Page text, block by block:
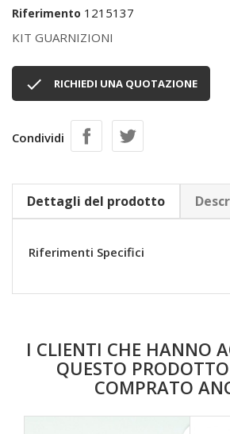
Riferimento 1215137
KIT GUARNIZIONI
 RICHIEDI UNA QUOTAZIONE
Condividi
Dettagli del prodotto
Riferimenti Specifici
I CLIENTI CHE HANNO
QUESTO
COMPRATO